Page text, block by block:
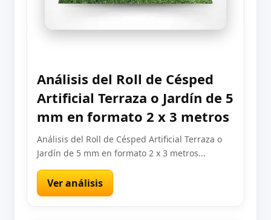
Análisis del Roll de Césped
Artificial Terraza o Jardín de 5
mm en formato 2 x 3 metros
Análisis del Roll de Césped Artificial Terraza o
Jardín de 5 mm en formato 2 x 3 metros...
Ver análisis